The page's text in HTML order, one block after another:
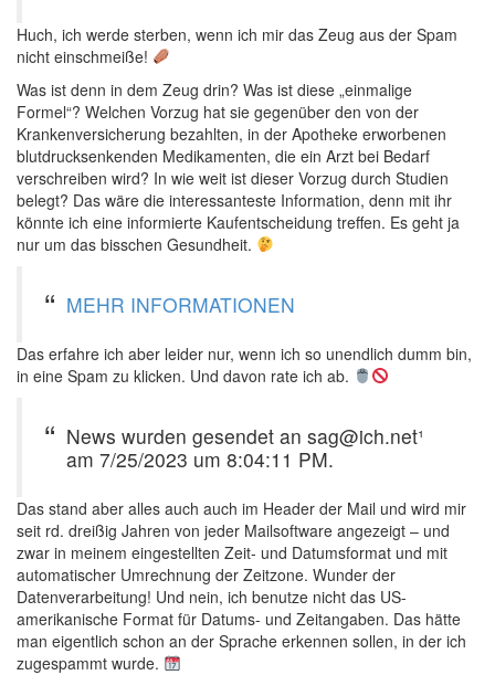
Huch, ich werde sterben, wenn ich mir das Zeug aus der Spam
nicht einschmeiße!
Was ist denn in dem Zeug drin? Was ist diese „einmalige
Formel“? Welchen Vorzug hat sie gegenüber den von der
Krankenversicherung bezahlten, in der Apotheke erworbenen
blutdrucksenkenden Medikamenten, die ein Arzt bei Bedarf
verschreiben wird? In wie weit ist dieser Vorzug durch Studien
belegt? Das wäre die interessanteste Information, denn mit ihr
könnte ich eine informierte Kaufentscheidung treffen. Es geht ja
nur um das bisschen Gesundheit.
MEHR INFORMATIONEN
Das erfahre ich aber leider nur, wenn ich so unendlich dumm bin,
in eine Spam zu klicken. Und davon rate ich ab.
News wurden gesendet an sag@ich.net¹
am 7/25/2023 um 8:04:11 PM.
Das stand aber alles auch auch im Header der Mail und wird mir
seit rd. dreißig Jahren von jeder Mailsoftware angezeigt – und
zwar in meinem eingestellten Zeit- und Datumsformat und mit
automatischer Umrechnung der Zeitzone. Wunder der
Datenverarbeitung! Und nein, ich benutze nicht das US-
amerikanische Format für Datums- und Zeitangaben. Das hätte
man eigentlich schon an der Sprache erkennen sollen, in der ich
zugespammt wurde.